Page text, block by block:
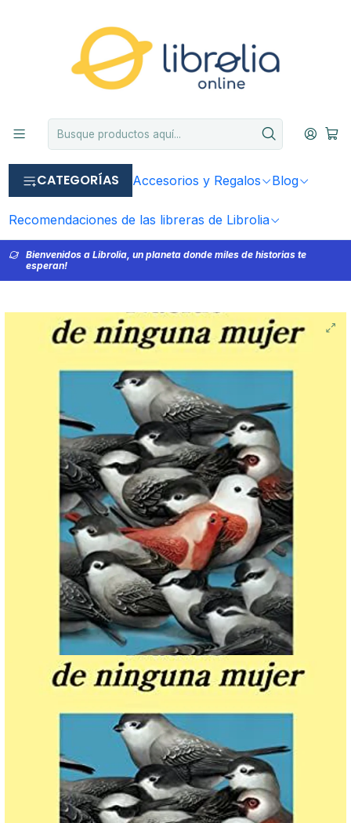
CATEGORÍAS Accesorios y Regalos Blog
Recomendaciones de las libreras de Librolia
Bienvenidos a Librolia, un planeta donde miles de historias te
esperan!